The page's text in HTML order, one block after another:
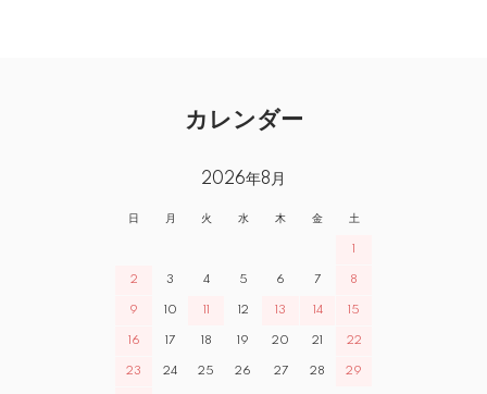
カレンダー
2026年8月
日 月 火 水 木 金 土
2 3 4 5 6 7 8
9 10 12 13 14 15
16 17 18 19 20 21 22
23 24 25 26 27 28 29